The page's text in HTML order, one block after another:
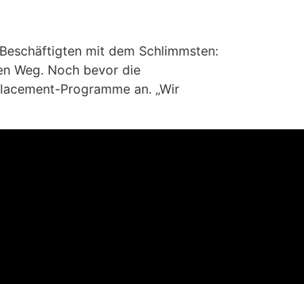
mit dem Schlimmsten:
Weg. Noch bevor die
Programme an. „Wir